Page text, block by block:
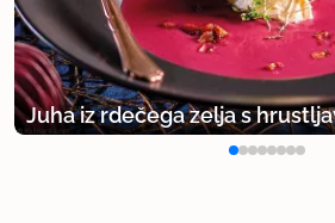
Juha iz rdečega zelja s